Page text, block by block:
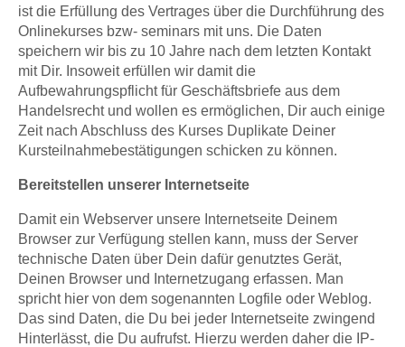
ist die Erfüllung des Vertrages über die Durchführung des
Onlinekurses bzw- seminars mit uns. Die Daten
speichern wir bis zu 10 Jahre nach dem letzten Kontakt
mit Dir. Insoweit erfüllen wir damit die
Aufbewahrungspflicht für Geschäftsbriefe aus dem
Handelsrecht und wollen es ermöglichen, Dir auch einige
Zeit nach Abschluss des Kurses Duplikate Deiner
Kursteilnahmebestätigungen schicken zu können.
Bereitstellen unserer Internetseite
Damit ein Webserver unsere Internetseite Deinem
Browser zur Verfügung stellen kann, muss der Server
technische Daten über Dein dafür genutztes Gerät,
Deinen Browser und Internetzugang erfassen. Man
spricht hier von dem sogenannten Logfile oder Weblog.
Das sind Daten, die Du bei jeder Internetseite zwingend
Hinterlässt, die Du aufrufst. Hierzu werden daher die IP-